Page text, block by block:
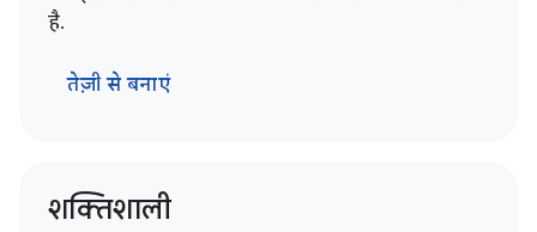
है.
तेज़ी से बनाएं
शक्तिशाली